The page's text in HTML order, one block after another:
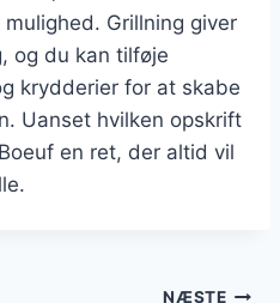
Grillning giver
og du kan tilføje
krydderier for at skabe
Uanset hvilken opskrift
en ret, der altid vil
NÆSTE